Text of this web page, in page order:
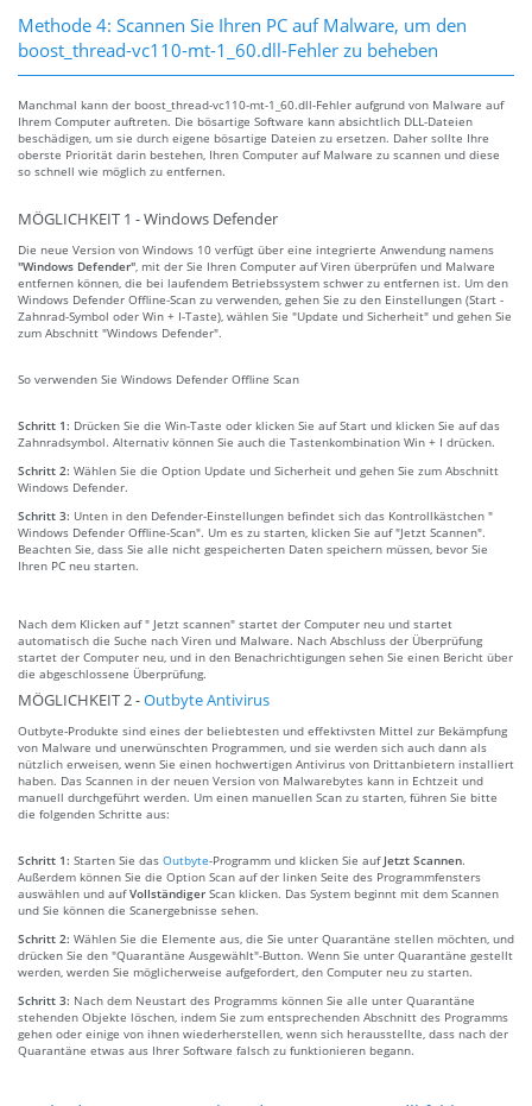
Methode 4: Scannen Sie Ihren PC auf Malware, um den
boost_thread-vc110-mt-1_60.dll-Fehler zu beheben
Manchmal kann der boost_thread-vc110-mt-1_60.dll-Fehler aufgrund von Malware auf
Ihrem Computer auftreten. Die bösartige Software kann absichtlich DLL-Dateien
beschädigen, um sie durch eigene bösartige Dateien zu ersetzen. Daher sollte Ihre
oberste Priorität darin bestehen, Ihren Computer auf Malware zu scannen und diese
so schnell wie möglich zu entfernen.
MÖGLICHKEIT 1 - Windows Defender
Die neue Version von Windows 10 verfügt über eine integrierte Anwendung namens
"Windows Defender" , mit der Sie Ihren Computer auf Viren überprüfen und Malware
entfernen können, die bei laufendem Betriebssystem schwer zu entfernen ist. Um den
Windows Defender Offline-Scan zu verwenden, gehen Sie zu den Einstellungen (Start -
Zahnrad-Symbol oder Win + I-Taste), wählen Sie "Update und Sicherheit" und gehen Sie
zum Abschnitt "Windows Defender".
So verwenden Sie Windows Defender Offline Scan
Schritt 1: Drücken Sie die Win-Taste oder klicken Sie auf Start und klicken Sie auf das
Zahnradsymbol. Alternativ können Sie auch die Tastenkombination Win + I drücken.
Schritt 2: Wählen Sie die Option Update und Sicherheit und gehen Sie zum Abschnitt
Windows Defender.
Schritt 3: Unten in den Defender-Einstellungen befindet sich das Kontrollkästchen "
Windows Defender Offline-Scan". Um es zu starten, klicken Sie auf "Jetzt Scannen".
Beachten Sie, dass Sie alle nicht gespeicherten Daten speichern müssen, bevor Sie
Ihren PC neu starten.
Nach dem Klicken auf " Jetzt scannen" startet der Computer neu und startet
automatisch die Suche nach Viren und Malware. Nach Abschluss der Überprüfung
startet der Computer neu, und in den Benachrichtigungen sehen Sie einen Bericht über
die abgeschlossene Überprüfung.
MÖGLICHKEIT 2 -Outbyte Antivirus
Outbyte-Produkte sind eines der beliebtesten und effektivsten Mittel zur Bekämpfung
von Malware und unerwünschten Programmen, und sie werden sich auch dann als
nützlich erweisen, wenn Sie einen hochwertigen Antivirus von Drittanbietern installiert
haben. Das Scannen in der neuen Version von Malwarebytes kann in Echtzeit und
manuell durchgeführt werden. Um einen manuellen Scan zu starten, führen Sie bitte
die folgenden Schritte aus:
Schritt 1: Starten Sie das Outbyte-Programm und klicken Sie auf Jetzt Scannen.
Außerdem können Sie die Option Scan auf der linken Seite des Programmfensters
auswählen und aufVollständiger Scan klicken. Das System beginnt mit dem Scannen
und Sie können die Scanergebnisse sehen.
Schritt 2: Wählen Sie die Elemente aus, die Sie unter Quarantäne stellen möchten, und
drücken Sie den "Quarantäne Ausgewählt"-Button. Wenn Sie unter Quarantäne gestellt
werden, werden Sie möglicherweise aufgefordert, den Computer neu zu starten.
Schritt 3: Nach dem Neustart des Programms können Sie alle unter Quarantäne
stehenden Objekte löschen, indem Sie zum entsprechenden Abschnitt des Programms
gehen oder einige von ihnen wiederherstellen, wenn sich herausstellte, dass nach der
Quarantäne etwas aus Ihrer Software falsch zu funktionieren begann.